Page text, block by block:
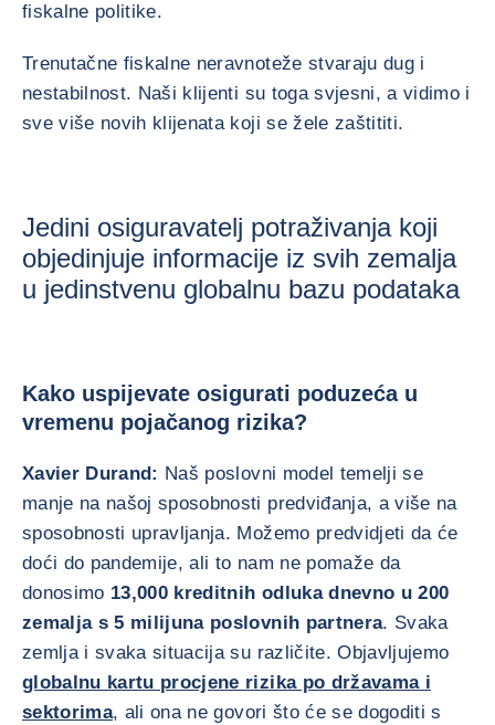
fiskalne politike.
Trenutačne fiskalne neravnoteže stvaraju dug i
nestabilnost. Naši klijenti su toga svjesni, a vidimo i
sve više novih klijenata koji se žele zaštititi.
Jedini osiguravatelj potraživanja koji
objedinjuje informacije iz svih zemalja
u jedinstvenu globalnu bazu podataka
Kako uspijevate osigurati poduzeća u
vremenu pojačanog rizika?
Xavier Durand: Naš poslovni model temelji se
manje na našoj sposobnosti predviđanja, a više na
sposobnosti upravljanja. Možemo predvidjeti da će
doći do pandemije, ali to nam ne pomaže da
donosimo 13,000 kreditnih odluka dnevno u 200
zemalja s 5 milijuna poslovnih partnera. Svaka
zemlja i svaka situacija su različite. Objavljujemo
globalnu kartu procjene rizika po državama i
sektorima, ali ona ne govori što će se dogoditi s